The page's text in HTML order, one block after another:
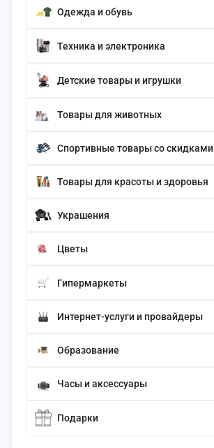
Одежда и обувь
Техника и электроника
Детские товары и игрушки
Товары для животных
Спортивные товары со скидками
Товары для красоты и здоровья
Украшения
Цветы
Гипермаркеты
Интернет-услуги и провайдеры
Образование
Часы и аксессуары
Подарки